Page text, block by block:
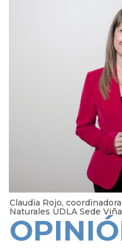
Claudia Rojo,
Naturales UDLA Sede